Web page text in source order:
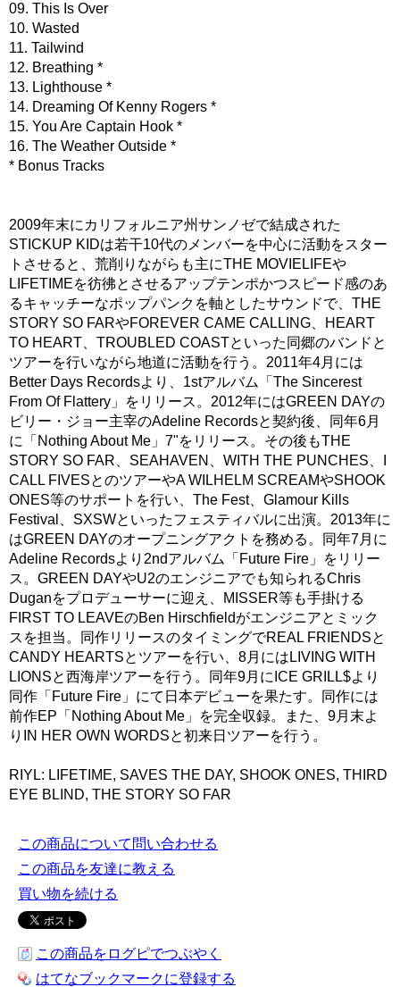
09. This Is Over
10. Wasted
11. Tailwind
12. Breathing *
13. Lighthouse *
14. Dreaming Of Kenny Rogers *
15. You Are Captain Hook *
16. The Weather Outside *
* Bonus Tracks
2009年末にカリフォルニア州サンノゼで結成された
STICKUP KIDは若干10代のメンバーを中心に活動をスター
トさせると、荒削りながらも主にTHE MOVIELIFEや
LIFETIMEを彷彿とさせるアップテンポかつスピード感のあ
るキャッチーなポップパンクを軸としたサウンドで、THE
STORY SO FARやFOREVER CAME CALLING、HEART
TO HEART、TROUBLED COASTといった同郷のバンドと
ツアーを行いながら地道に活動を行う。2011年4月には
Better Days Recordsより、1stアルバム「The Sincerest
From Of Flattery」をリリース。2012年にはGREEN DAYの
ビリー・ジョー主宰のAdeline Recordsと契約後、同年6月
に「Nothing About Me」7"をリリース。その後もTHE
STORY SO FAR、SEAHAVEN、WITH THE PUNCHES、I
CALL FIVESとのツアーやA WILHELM SCREAMやSHOOK
ONES等のサポートを行い、The Fest、Glamour Kills
Festival、SXSWといったフェスティバルに出演。2013年に
はGREEN DAYのオープニングアクトを務める。同年7月に
Adeline Recordsより2ndアルバム「Future Fire」をリリー
ス。GREEN DAYやU2のエンジニアでも知られるChris
Duganをプロデューサーに迎え、MISSER等も手掛ける
FIRST TO LEAVEのBen Hirschfieldがエンジニアとミック
スを担当。同作リリースのタイミングでREAL FRIENDSと
CANDY HEARTSとツアーを行い、8月にはLIVING WITH
LIONSと西海岸ツアーを行う。同年9月にICE GRILL$より
同作「Future Fire」にて日本デビューを果たす。同作には
前作EP「Nothing About Me」を完全収録。また、9月末よ
りIN HER OWN WORDSと初来日ツアーを行う。
RIYL: LIFETIME, SAVES THE DAY, SHOOK ONES, THIRD
EYE BLIND, THE STORY SO FAR
この商品について問い合わせる
この商品を友達に教える
買い物を続ける
この商品をログピでつぶやく
はてなブックマークに登録する